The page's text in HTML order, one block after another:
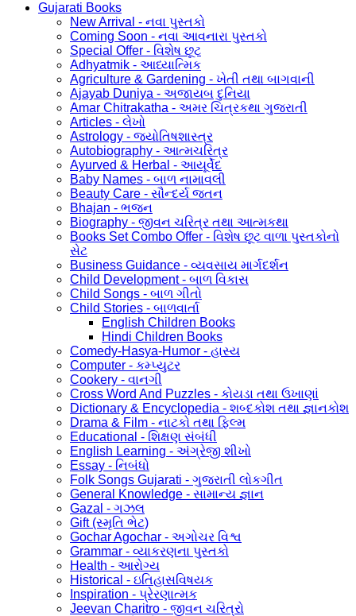
Gujarati Books
New Arrival - નવા પુસ્તકો
Coming Soon - નવા આવનારા પુસ્તકો
Special Offer - વિશેષ છૂટ
Adhyatmik - આધ્યાત્મિક
Agriculture & Gardening - ખેતી તથા બાગવાની
Ajayab Duniya - અજાયબ દુનિયા
Amar Chitrakatha - અમર ચિત્રકથા ગુજરાતી
Articles - લેખો
Astrology - જ્યોતિષશાસ્ત્ર
Autobiography - આત્મચરિત્ર
Ayurved & Herbal - આયૂર્વેદ
Baby Names - બાળ નામાવલી
Beauty Care - સૌન્દર્ય જતન
Bhajan - ભજન
Biography - જીવન ચરિત્ર તથા આત્મકથા
Books Set Combo Offer - વિશેષ છૂટ વાળા પુસ્તકોનો
સેટ
Business Guidance - વ્યવસાય માર્ગદર્શન
Child Development - બાળ વિકાસ
Child Songs - બાળ ગીતો
Child Stories - બાળવાર્તા
English Children Books
Hindi Children Books
Comedy-Hasya-Humor - હાસ્ય
Computer - કમ્પ્યુટર
Cookery - વાનગી
Cross Word And Puzzles - કોયડા તથા ઉખાણાં
Dictionary & Encyclopedia - શબ્દકોશ તથા જ્ઞાનકોશ
Drama & Film - નાટકો તથા ફિલ્મ
Educational - શિક્ષણ સંબંધી
English Learning - અંગ્રેજી શીખો
Essay - નિબંધો
Folk Songs Gujarati - ગુજરાતી લોકગીત
General Knowledge - સામાન્ય જ્ઞાન
Gazal - ગઝલ
Gift (સ્મૃતિ ભેટ)
Gochar Agochar - અગોચર વિશ્વ
Grammar - વ્યાકરણના પુસ્તકો
Health - આરોગ્ય
Historical - ઇતિહાસવિષયક
Inspiration - પ્રેરણાત્મક
Jeevan Charitro - જીવન ચરિત્રો